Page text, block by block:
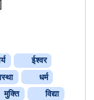
ईश्वर
धर्म
मुक्ति
विद्या